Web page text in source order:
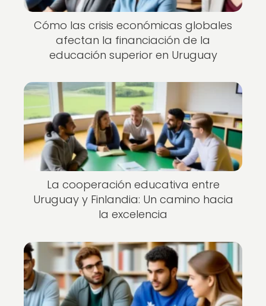
Cómo las crisis económicas globales
afectan la financiación de la
educación superior en Uruguay
La cooperación educativa entre
Uruguay y Finlandia: Un camino hacia
la excelencia